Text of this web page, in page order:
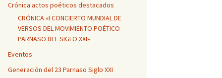
Crónica actos poéticos destacados
CRÓNICA «I CONCIERTO MUNDIAL DE
VERSOS DEL MOVIMIENTO POÉTICO
PARNASO DEL SIGLO XXI»
Eventos
Generación del 23 Parnaso Siglo XXI